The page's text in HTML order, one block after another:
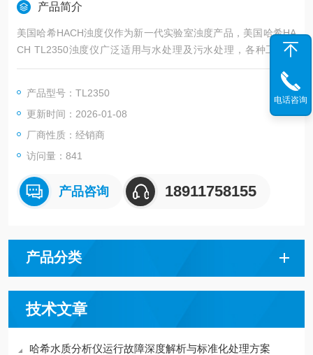
产品简介
美国哈希HACH浊度仪作为新一代实验室浊度产品，美国哈希HA
CH TL2350浊度仪广泛适用与水处理及污水处理，各种工业场
合，食品饮料，电力以及制药澄清度，悬浮物测定等领域。
产品型号：TL2350
更新时间：2026-01-08
厂商性质：经销商
访问量：841
产品咨询 18911758155
产品分类
技术文章
哈希水质分析仪运行故障深度解析与标准化处理方案
电话咨询